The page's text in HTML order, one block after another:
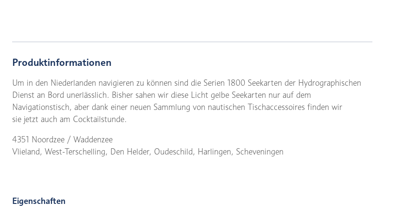
Produktinformationen
Um in den Niederlanden navigieren zu können sind die Serien 1800 Seekarten der Hydrographischen
Dienst an Bord unerlässlich. Bisher sahen wir diese Licht gelbe Seekarten nur auf dem
Navigationstisch, aber dank einer neuen Sammlung von nautischen Tischaccessoires finden wir
sie jetzt auch am Cocktailstunde.
4351 Noordzee / Waddenzee
Vlieland, West-Terschelling, Den Helder, Oudeschild, Harlingen, Scheveningen
Eigenschaften